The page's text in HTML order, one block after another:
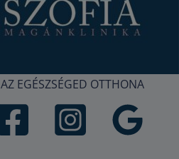
AZ EGÉSZSÉGED OTTHONA